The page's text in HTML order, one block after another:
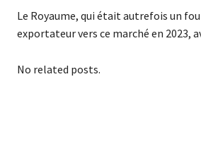
Le Royaume, qui était autrefois un
exportateur vers ce marché en 2023,
No related posts.